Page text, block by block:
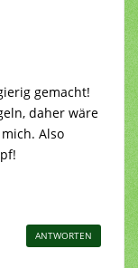
gemacht!
daher wäre
Also
ANTWORTEN